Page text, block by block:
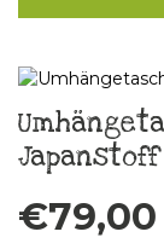
Japanstoff
€79,00